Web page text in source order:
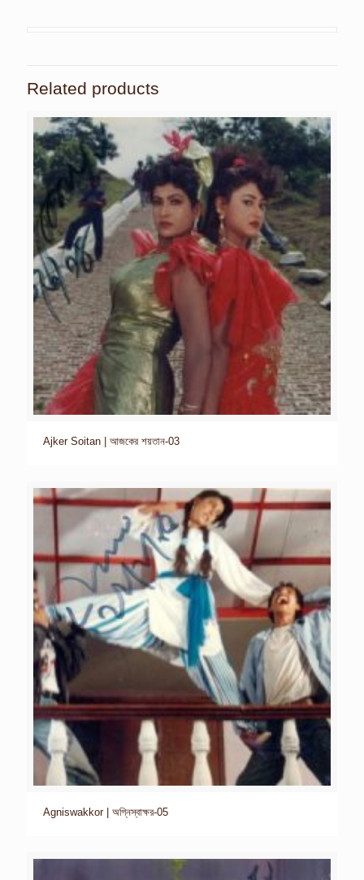
Related products
Ajker Soitan | আজকের শয়তান-03
Agniswakkor | অগ্নিস্বাক্ষর-05